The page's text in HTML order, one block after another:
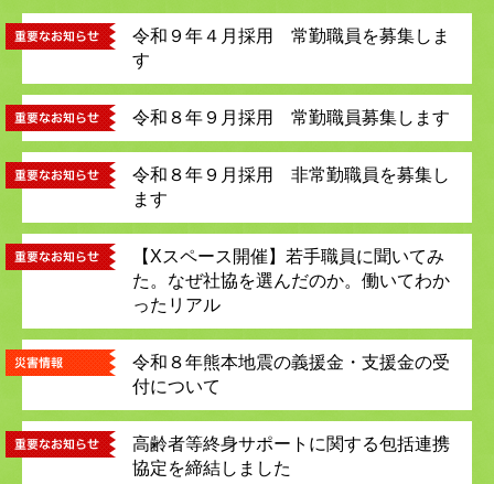
令和９年４月採用 常勤職員を募集しま
す
令和８年９月採用 常勤職員募集します
令和８年９月採用 非常勤職員を募集し
ます
【Xスペース開催】若手職員に聞いてみ
た。なぜ社協を選んだのか。働いてわか
ったリアル
令和８年熊本地震の義援金・支援金の受
付について
高齢者等終身サポートに関する包括連携
協定を締結しました